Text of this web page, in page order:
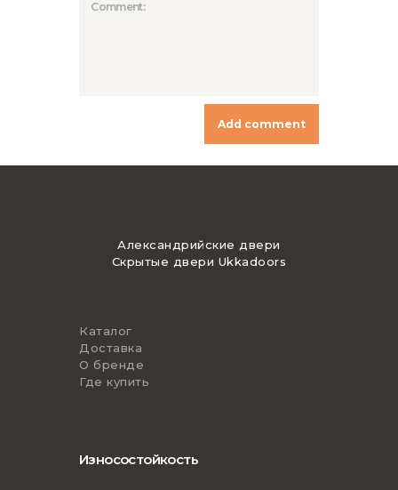
Александрийские двери
Скрытые двери Ukkadoors
Каталог
Доставка
О бренде
Где купить
Износостойкость